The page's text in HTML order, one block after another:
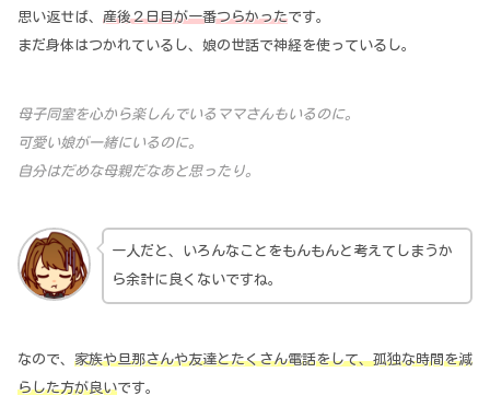
思い返せば、 産後２日目が一番つらかったです。
まだ身体はつかれているし、娘の世話で神経を使っているし。
母子同室を心から楽しんでいるママさんもいるのに。
可愛い娘が一緒にいるのに。
自分はだめな母親だなあと思ったり。
一人だと、いろんなことをもんもんと考えてしまうか
ら余計に良くないですね。
なので、 家族や旦那さんや友達とたくさん電話をして、孤独な時間を減
らした方が良いです。